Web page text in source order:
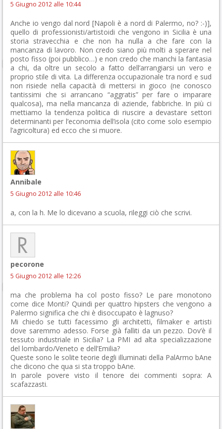
5 Giugno 2012 alle 10:44
Anche io vengo dal nord [Napoli è a nord di Palermo, no? :-)],
quello di professionisti/artistoidi che vengono in Sicilia è una
storia stravecchia e che non ha nulla a che fare con la
mancanza di lavoro. Non credo siano più molti a sperare nel
posto fisso (poi pubblico…) e non credo che manchi la fantasia
a chi, da oltre un secolo a fatto dell’arrangiarsi un vero e
proprio stile di vita. La differenza occupazionale tra nord e sud
non risiede nella capacità di mettersi in gioco (ne conosco
tantissimi che si arrancano “aggratis” per fare o imparare
qualcosa), ma nella mancanza di aziende, fabbriche. In più ci
mettiamo la tendenza politica di riuscire a devastare settori
determinanti per l’economia dell’isola (cito come solo esempio
l’agricoltura) ed ecco che si muore.
Annibale
5 Giugno 2012 alle 10:46
a, con la h. Me lo dicevano a scuola, rileggi ciò che scrivi.
pecorone
5 Giugno 2012 alle 12:26
ma che problema ha col posto fisso? Le pare monotono
come dice Monti? Quindi per quattro hipsters che vengono a
Palermo significa che chi è disoccupato è lagnuso?
Mi chiedo se tutti facessimo gli architetti, filmaker e artisti
dove saremmo adesso. Forse già falliti da un pezzo. Dov’è il
tessuto industriale in Sicilia? La PMI ad alta specializzazione
del lombardo/Veneto e dell’Emilia?
Queste sono le solite teorie degli illuminati della PalArmo bAne
che dicono che qua si sta troppo bAne.
In parole povere visto il tenore dei commenti sopra: A
scafazzasti.